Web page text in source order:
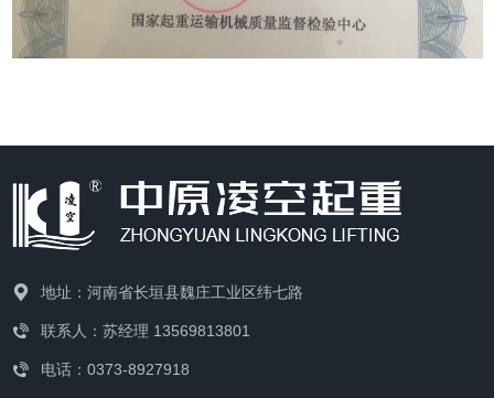
地址：河南省长垣县魏庄工业区纬七路
联系人：苏经理 13569813801
电话：0373-8927918